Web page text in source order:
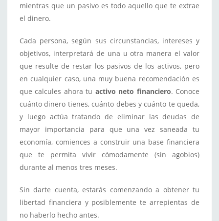
mientras que un pasivo es todo aquello que te extrae
el dinero.
Cada persona, según sus circunstancias, intereses y
objetivos, interpretará de una u otra manera el valor
que resulte de restar los pasivos de los activos, pero
en cualquier caso, una muy buena recomendación es
que calcules ahora tu activo neto financiero. Conoce
cuánto dinero tienes, cuánto debes y cuánto te queda,
y luego actúa tratando de eliminar las deudas de
mayor importancia para que una vez saneada tu
economía, comiences a construir una base financiera
que te permita vivir cómodamente (sin agobios)
durante al menos tres meses.
Sin darte cuenta, estarás comenzando a obtener tu
libertad financiera y posiblemente te arrepientas de
no haberlo hecho antes.